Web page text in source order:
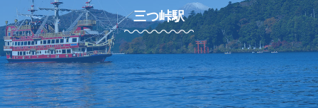
三つ峠駅